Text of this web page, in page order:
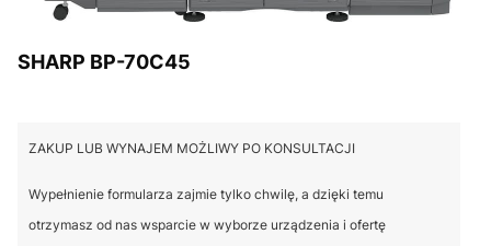
SHARP BP-70C45
ZAKUP LUB WYNAJEM MOŻLIWY PO KONSULTACJI
Wypełnienie formularza zajmie tylko chwilę, a dzięki temu
otrzymasz od nas wsparcie w wyborze urządzenia i ofertę